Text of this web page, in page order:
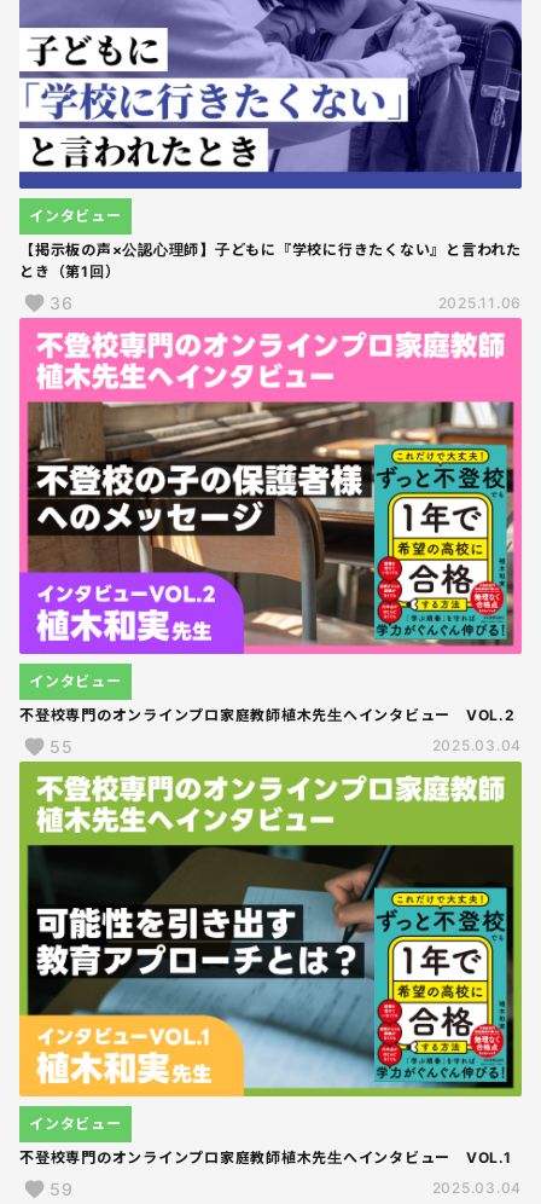
【掲示板の声×公認心理師】子どもに『学校に行きたくない』と言われた
とき（第1回）
インタビュー
36 2025.11.06
不登校専門のオンラインプロ家庭教師植木先生へインタビュー VOL.2
インタビュー
55 2025.03.04
不登校専門のオンラインプロ家庭教師植木先生へインタビュー VOL.1
インタビュー
59 2025.03.04